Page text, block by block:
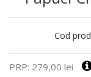
Cod
PRP: 279,00 lei